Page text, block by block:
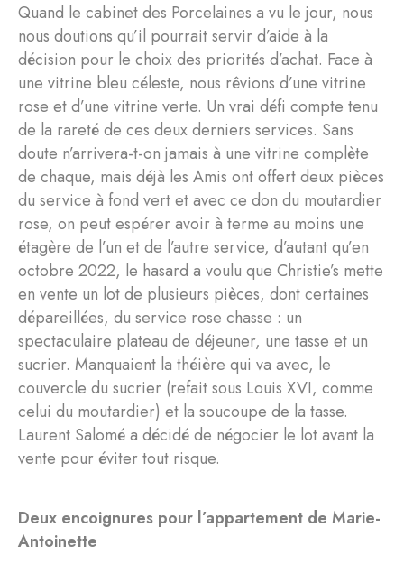
Quand le cabinet des Porcelaines a vu le jour, nous
nous doutions qu’il pourrait servir d’aide à la
décision pour le choix des priorités d’achat. Face à
une vitrine bleu céleste, nous rêvions d’une vitrine
rose et d’une vitrine verte. Un vrai défi compte tenu
de la rareté de ces deux derniers services. Sans
doute n’arrivera-t-on jamais à une vitrine complète
de chaque, mais déjà les Amis ont offert deux pièces
du service à fond vert et avec ce don du moutardier
rose, on peut espérer avoir à terme au moins une
étagère de l’un et de l’autre service, d’autant qu’en
octobre 2022, le hasard a voulu que Christie’s mette
en vente un lot de plusieurs pièces, dont certaines
dépareillées, du service rose chasse : un
spectaculaire plateau de déjeuner, une tasse et un
sucrier. Manquaient la théière qui va avec, le
couvercle du sucrier (refait sous Louis XVI, comme
celui du moutardier) et la soucoupe de la tasse.
Laurent Salomé a décidé de négocier le lot avant la
vente pour éviter tout risque.
Deux encoignures pour l’appartement de Marie-
Antoinette